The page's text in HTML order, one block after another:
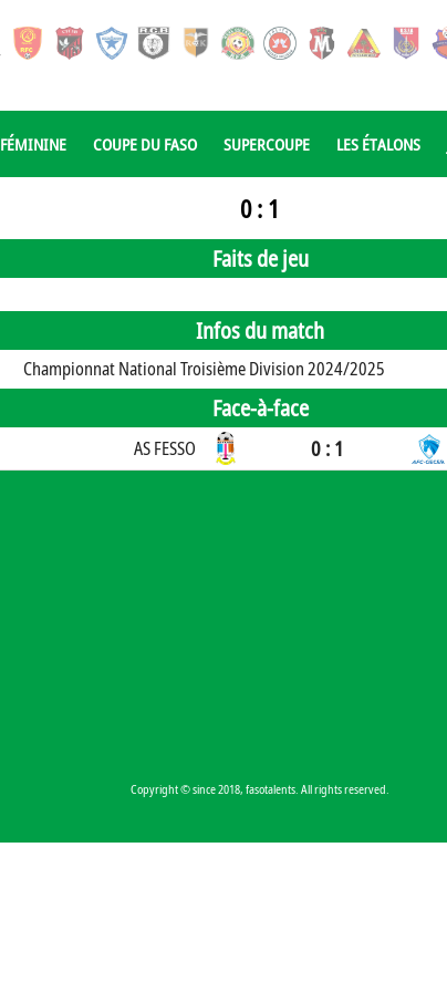
FÉMININE COUPE DU FASO SUPERCOUPE LES ÉTALONS
0 : 1
Faits de jeu
Infos du match
Championnat National Troisième Division 2024/2025
Face-à-face
AS FESSO 0 : 1
Copyright © since 2018, fasotalents. All rights reserved.